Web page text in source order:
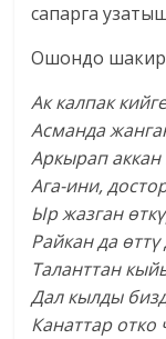
сапарга
Ошондо
Ак калпак
Асманда
Аркырап
Ага-ини,
Ыр жазган
Райкан да
Таланттан
Дал кылды
Канаттар отко